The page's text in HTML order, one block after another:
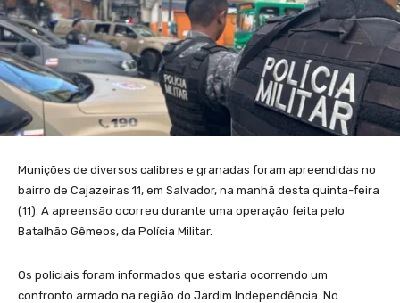
Munições de diversos calibres e granadas foram apreendidas no
bairro de Cajazeiras 11, em Salvador, na manhã desta quinta-feira
(11). A apreensão ocorreu durante uma operação feita pelo
Batalhão Gêmeos, da Polícia Militar.
Os policiais foram informados que estaria ocorrendo um
confronto armado na região do Jardim Independência. No